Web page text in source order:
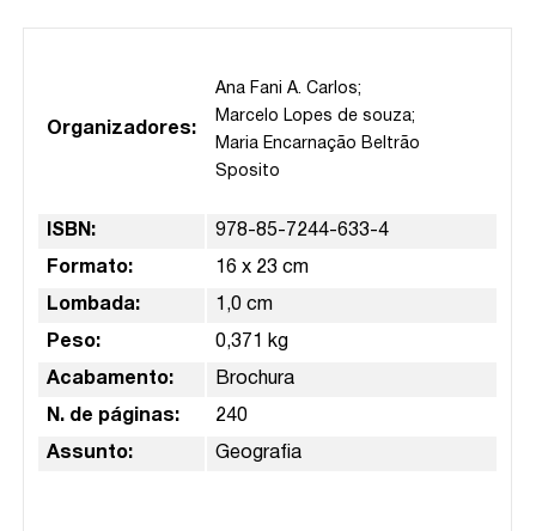
Organizadores:
Ana Fani A. Carlos;
Marcelo Lopes de souza;
Maria Encarnação Beltrão
Sposito
ISBN: 978-85-7244-633-4
Formato: 16 x 23 cm
Lombada: 1,0 cm
Peso: 0,371 kg
Acabamento: Brochura
N. de páginas: 240
Assunto: Geografia